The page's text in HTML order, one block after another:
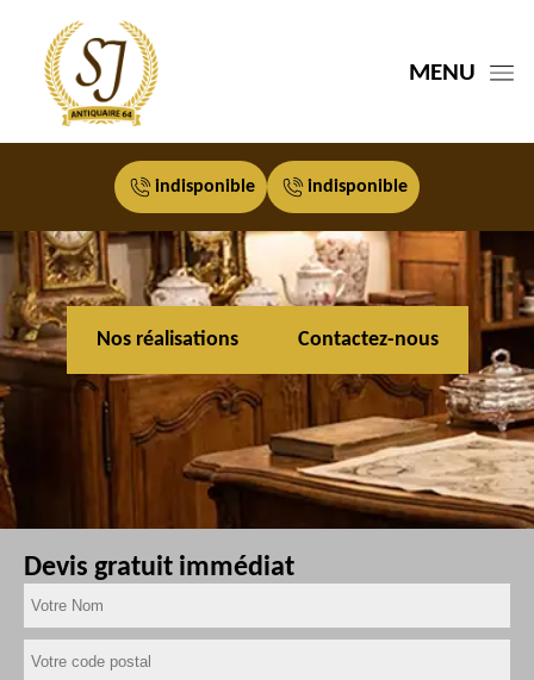
MENU
indisponible indisponible
Nos réalisations Contactez-nous
Devis gratuit immédiat